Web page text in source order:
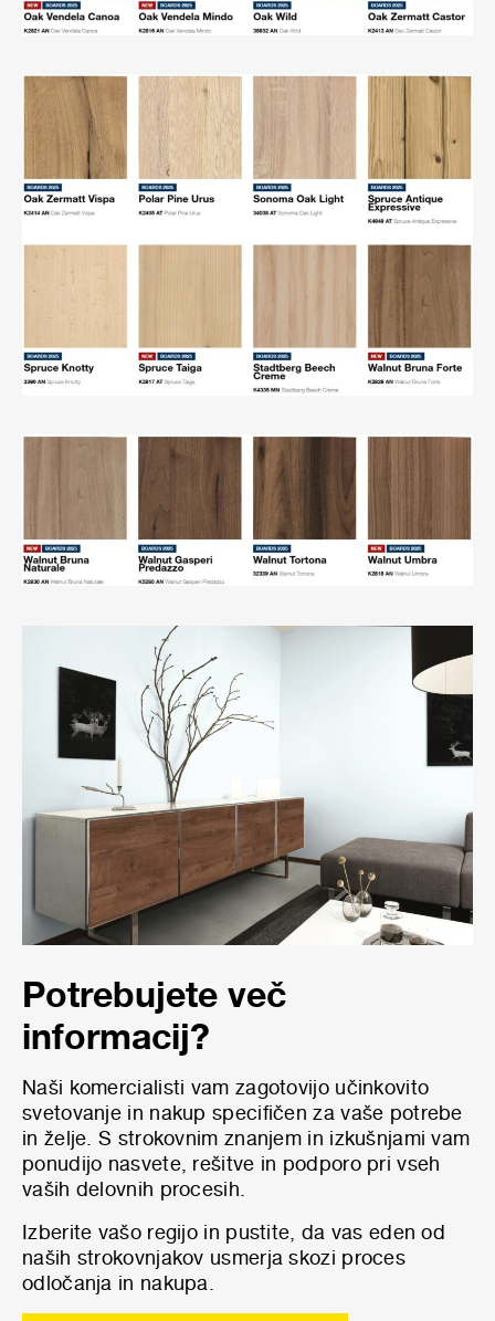
Potrebujete več
informacij?
Naši komercialisti vam zagotovijo učinkovito
svetovanje in nakup specifičen za vaše potrebe
in želje. S strokovnim znanjem in izkušnjami vam
ponudijo nasvete, rešitve in podporo pri vseh
vaših delovnih procesih.
Izberite vašo regijo in pustite, da vas eden od
naših strokovnjakov usmerja skozi proces
odločanja in nakupa.